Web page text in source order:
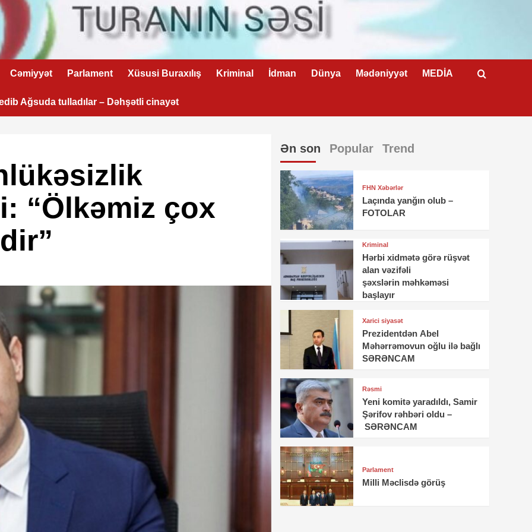
Cəmiyyət Parlament Xüsusi Buraxılış Kriminal İdman Dünya Mədəniyyət MEDİA
Ağsuda tulladılar – Dəhşətli cinayət
“Ölkəmiz çox
Ən son Popular Trend
FHN Xəbərlər
Laçında yanğın olub –
FOTOLAR
Kriminal
Hərbi xidmətə görə rüşvət
alan vəzifəli
şəxslərin məhkəməsi
başlayır
Xarici siyasət
Prezidentdən Abel
Məhərrəmovun oğlu ilə bağlı
SƏRƏNCAM
Rəsmi
Yeni komitə yaradıldı, Samir
Şərifov rəhbəri oldu –
SƏRƏNCAM
Parlament
Milli Məclisdə görüş